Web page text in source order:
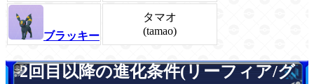
ブラッキー
タマオ
(tamao)
2回目以降の進化条件(リーフィア/グ